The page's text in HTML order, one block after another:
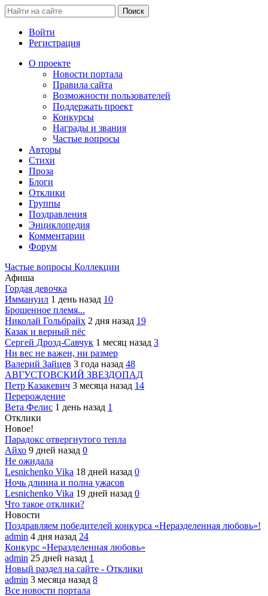
Войти
Регистрация
О проекте
Новости портала
Правила сайта
Возможности пользователей
Поддержать проект
Конкурсы
Награды и звания
Частые вопросы
Авторы
Стихи
Проза
Блоги
Отклики
Группы
Поздравления
Энциклопедия
Комментарии
Форум
Частые вопросы Коллекции
Афиша
Гордая девочка
Иммануил 1 день назад 10
Брошенное племя...
Николай Гольбрайх 2 дня назад 19
Казак и верный пёс
Сергей Дрозд-Савчук 1 месяц назад 3
Ни вес не важен, ни размер
Валерий Зайцев 3 года назад 48
АВГУСТОВСКИЙ ЗВЕЗДОПАД
Петр Казакевич 3 месяца назад 14
Перерождение
Вета Фелис 1 день назад 1
Отклики
Новое!
Парадокс отвергнутого тепла
Айхо 9 дней назад 0
Не ожидала
Lesnichenko Vika 18 дней назад 0
Ночь длинна и полна ужасов
Lesnichenko Vika 19 дней назад 0
Что такое отклики?
Новости
Поздравляем победителей конкурса «Неразделенная любовь»!
admin 4 дня назад 24
Конкурс «Неразделенная любовь»
admin 25 дней назад 1
Новый раздел на сайте - Отклики
admin 3 месяца назад 8
Все новости портала